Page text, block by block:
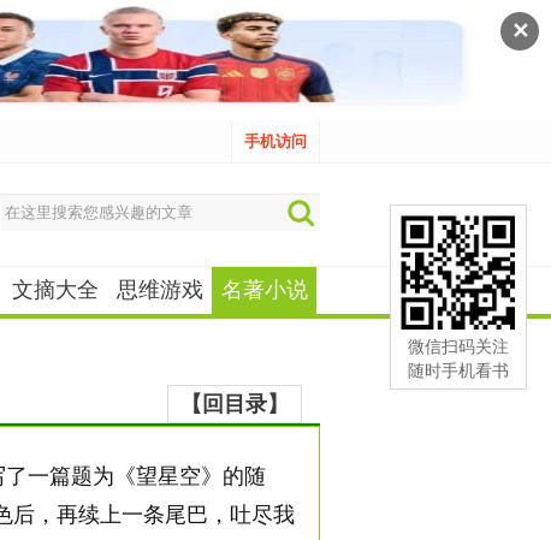
✕
手机访问
文摘大全 思维游戏 名著小说
【回目录】
一篇题为《望星空》的随
后，再续上一条尾巴，吐尽我
微信扫码关注
随时手机看书